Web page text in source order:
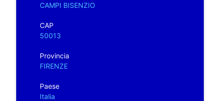
CAMPI BISENZIO
CAP
50013
Provincia
FIRENZE
Paese
Italia